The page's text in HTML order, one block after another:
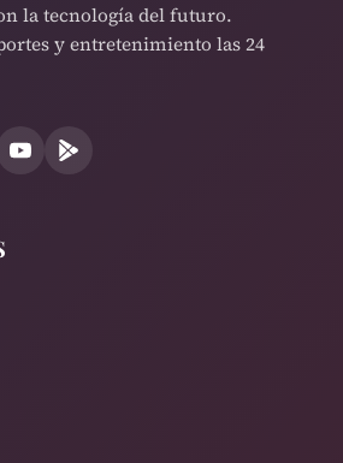
la tecnología del futuro.
y entretenimiento las 24